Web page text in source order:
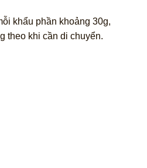
khẩu phần khoảng 30g,
theo khi cần di chuyển.